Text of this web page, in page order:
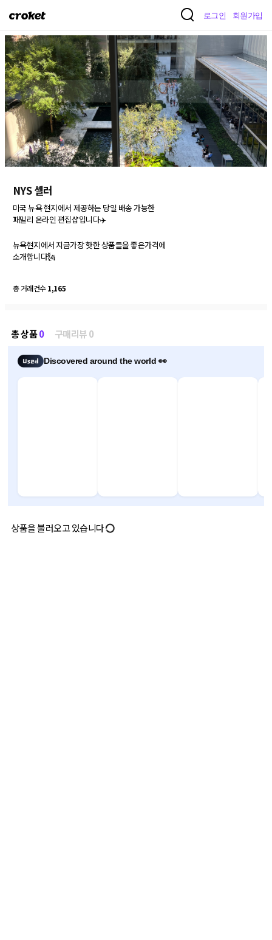
크
켓
로그인 회원가입
NYS 셀러
미국 뉴욕 현지에서 제공하는 당일 배송 가능한
패밀리 온라인 편집샵입니다✈️
뉴욕현지에서 지금가장 핫한 상품들을 좋은가격에
소개합니다🗽
총 거래건수1,165
총 상품0 구매리뷰 0
Discovered around the world 👀
상품을 불러오고 있습니다